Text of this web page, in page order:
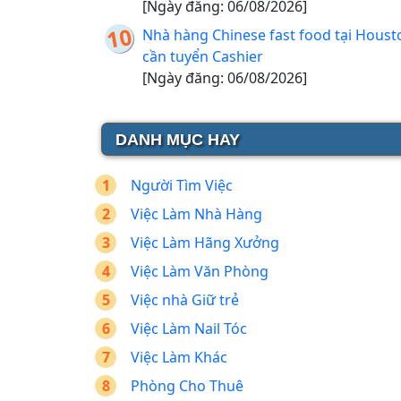
[Ngày đăng: 06/08/2026]
Nhà hàng Chinese fast food tại
cần tuyển Cashier
[Ngày đăng: 06/08/2026]
DANH MỤC HAY
Người Tìm Việc
Việc Làm Nhà Hàng
Việc Làm Hãng Xưởng
Việc Làm Văn Phòng
Việc nhà Giữ trẻ
Việc Làm Nail Tóc
Việc Làm Khác
Phòng Cho Thuê